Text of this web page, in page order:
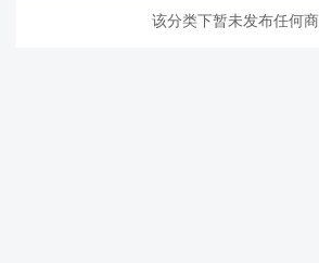
该分类下暂未发布任何